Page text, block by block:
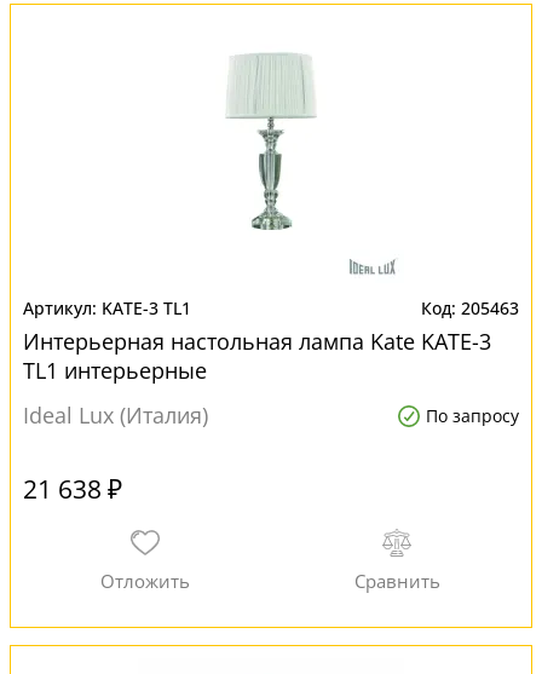
KATE-3 TL1 205463
Интерьерная настольная лампа Kate KATE-3
TL1 интерьерные
Ideal Lux (Италия)
По запросу
21 638 ₽